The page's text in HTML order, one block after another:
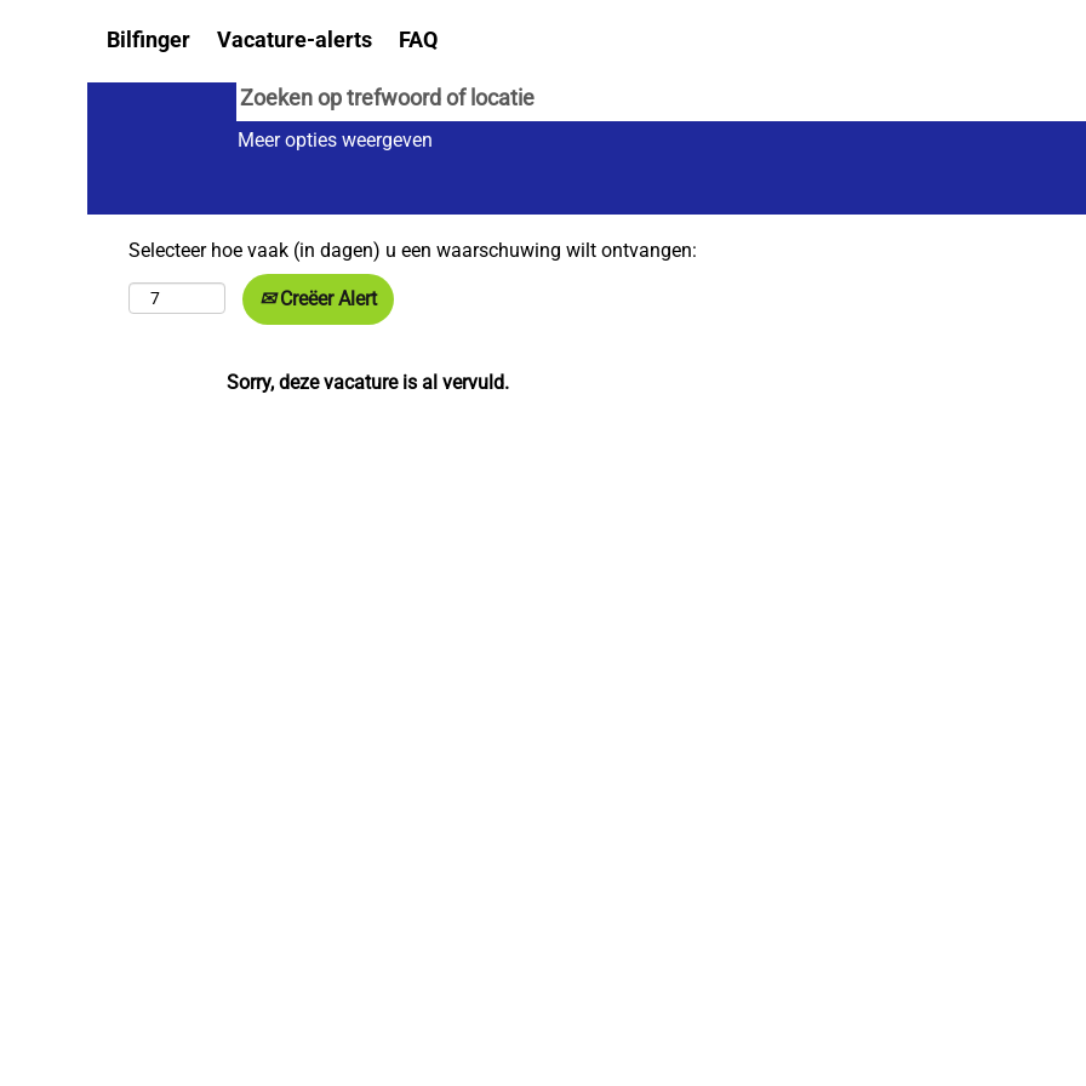
Bilfinger Vacature-alerts FAQ
Meer opties weergeven
Selecteer hoe vaak (in dagen) u een waarschuwing wilt ontvangen:
Creëer Alert
Sorry, deze vacature is al vervuld.